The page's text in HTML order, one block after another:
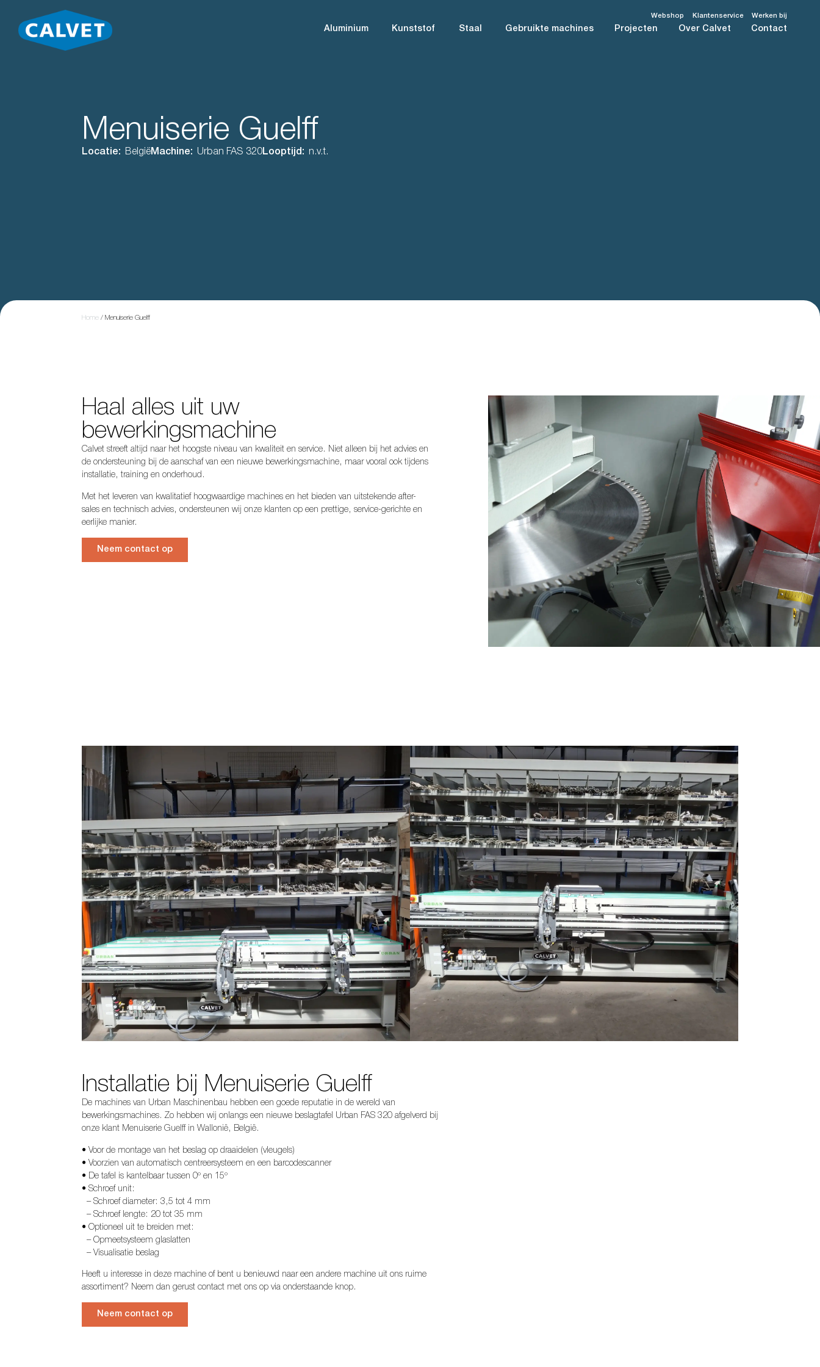
Webshop Klantenservice Werken bij
Aluminium Kunststof Staal Gebruikte machines Projecten Over Calvet Contact
Menuiserie Guelff
Locatie: BelgiëMachine: Urban FAS 320Looptijd: n.v.t.
Home / Menuiserie Guelff
Haal alles uit uw
bewerkingsmachine
Calvet streeft altijd naar het hoogste niveau van kwaliteit en service. Niet alleen bij het advies en
de ondersteuning bij de aanschaf van een nieuwe bewerkingsmachine, maar vooral ook tijdens
installatie, training en onderhoud.
Met het leveren van kwalitatief hoogwaardige machines en het bieden van uitstekende after-
sales en technisch advies, ondersteunen wij onze klanten op een prettige, service-gerichte en
eerlijke manier.
Neem contact op
Installatie bij Menuiserie Guelff
De machines van Urban Maschinenbau hebben een goede reputatie in de wereld van
bewerkingsmachines. Zo hebben wij onlangs een nieuwe beslagtafel Urban FAS 320 afgelverd bij
onze klant Menuiserie Guelff in Wallonië, België.
• Voor de montage van het beslag op draaidelen (vleugels)
• Voorzien van automatisch centreersysteem en een barcodescanner
• De tafel is kantelbaar tussen 0º en 15º
• Schroef unit:
– Schroef diameter: 3,5 tot 4 mm
– Schroef lengte: 20 tot 35 mm
• Optioneel uit te breiden met:
– Opmeetsysteem glaslatten
– Visualisatie beslag
Heeft u interesse in deze machine of bent u benieuwd naar een andere machine uit ons ruime
assortiment? Neem dan gerust contact met ons op via onderstaande knop.
Neem contact op